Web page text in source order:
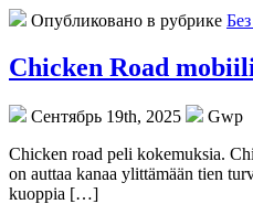
Опубликовано в рубрике
Chicken Road
Сентябрь 19th, 2025
Gwp
Chicken road peli kokemuksia.
on auttaa kanaa ylittämään tien
kuoppia […]